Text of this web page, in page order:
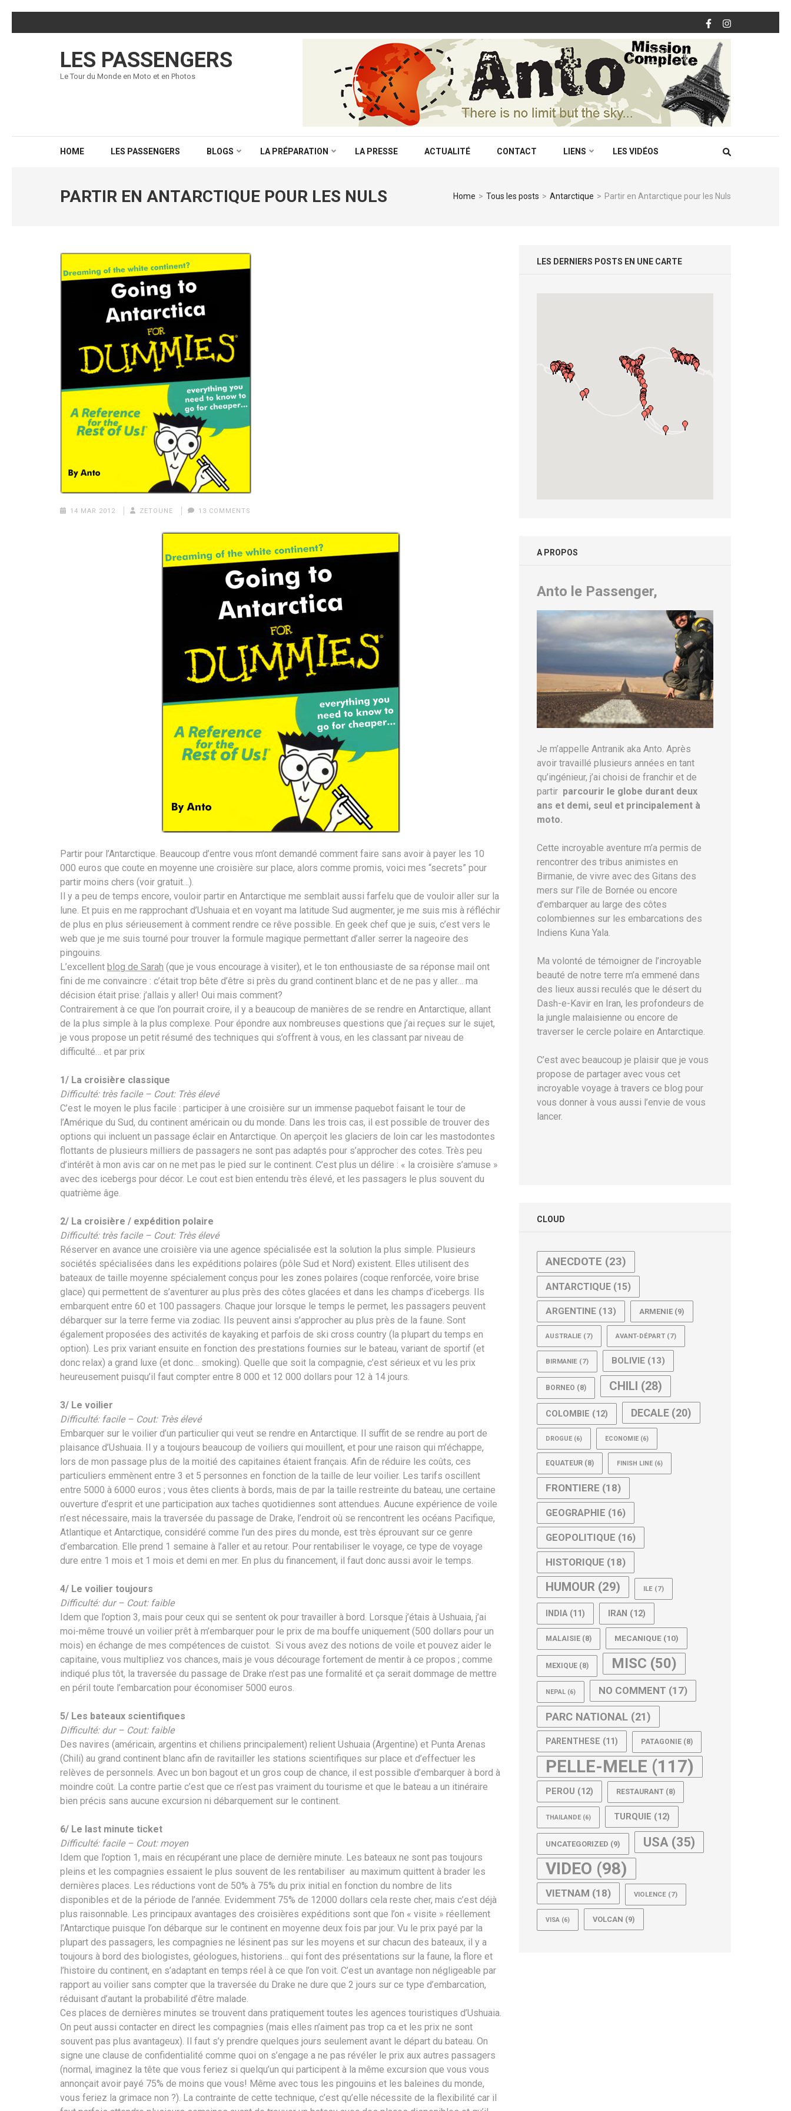
to
LES PASSENGERS
Le Tour du Monde en Moto et en Photos
HOME LES PASSENGERS BLOGS LA PRÉPARATION LA PRESSE ACTUALITÉ CONTACT LIENS LES VIDÉOS
PARTIR EN ANTARCTIQUE POUR LES NULS Home > Tous les posts > Antarctique > Partir en Antarctique pour les Nuls
14 MAR 2012 ZETOUNE 13 COMMENTS
Partir pour l’Antarctique. Beaucoup d’entre vous m’ont demandé comment faire sans avoir à payer les 10
000 euros que coute en moyenne une croisière sur place, alors comme promis, voici mes “secrets” pour
partir moins chers (voir gratuit…).
Il y a peu de temps encore, vouloir partir en Antarctique me semblait aussi farfelu que de vouloir aller sur la
lune. Et puis en me rapprochant d’Ushuaia et en voyant ma latitude Sud augmenter, je me suis mis à réfléchir
de plus en plus sérieusement à comment rendre ce rêve possible. En geek chef que je suis, c’est vers le
web que je me suis tourné pour trouver la formule magique permettant d’aller serrer la nageoire des
pingouins.
L’excellent blog de Sarah (que je vous encourage à visiter), et le ton enthousiaste de sa réponse mail ont
fini de me convaincre : c’était trop bête d’être si près du grand continent blanc et de ne pas y aller… ma
décision était prise: j’allais y aller! Oui mais comment?
Contrairement à ce que l’on pourrait croire, il y a beaucoup de manières de se rendre en Antarctique, allant
de la plus simple à la plus complexe. Pour épondre aux nombreuses questions que j’ai reçues sur le sujet,
je vous propose un petit résumé des techniques qui s’offrent à vous, en les classant par niveau de
difficulté… et par prix
1/ La croisière classique
Difficulté: très facile – Cout: Très élevé
C’est le moyen le plus facile : participer à une croisière sur un immense paquebot faisant le tour de
l’Amérique du Sud, du continent américain ou du monde. Dans les trois cas, il est possible de trouver des
options qui incluent un passage éclair en Antarctique. On aperçoit les glaciers de loin car les mastodontes
flottants de plusieurs milliers de passagers ne sont pas adaptés pour s’approcher des cotes. Très peu
d’intérêt à mon avis car on ne met pas le pied sur le continent. C’est plus un délire : « la croisière s’amuse »
avec des icebergs pour décor. Le cout est bien entendu très élevé, et les passagers le plus souvent du
quatrième âge.
2/ La croisière / expédition polaire
Difficulté: très facile – Cout: Très élevé
Réserver en avance une croisière via une agence spécialisée est la solution la plus simple. Plusieurs
sociétés spécialisées dans les expéditions polaires (pôle Sud et Nord) existent. Elles utilisent des
bateaux de taille moyenne spécialement conçus pour les zones polaires (coque renforcée, voire brise
glace) qui permettent de s’aventurer au plus près des côtes glacées et dans les champs d’icebergs. Ils
embarquent entre 60 et 100 passagers. Chaque jour lorsque le temps le permet, les passagers peuvent
débarquer sur la terre ferme via zodiac. Ils peuvent ainsi s’approcher au plus près de la faune. Sont
également proposées des activités de kayaking et parfois de ski cross country (la plupart du temps en
option). Les prix variant ensuite en fonction des prestations fournies sur le bateau, variant de sportif (et
donc relax) a grand luxe (et donc… smoking). Quelle que soit la compagnie, c’est sérieux et vu les prix
heureusement puisqu’il faut compter entre 8 000 et 12 000 dollars pour 12 à 14 jours.
3/ Le voilier
Difficulté: facile – Cout: Très élevé
Embarquer sur le voilier d’un particulier qui veut se rendre en Antarctique. Il suffit de se rendre au port de
plaisance d’Ushuaia. Il y a toujours beaucoup de voiliers qui mouillent, et pour une raison qui m’échappe,
lors de mon passage plus de la moitié des capitaines étaient français. Afin de réduire les coûts, ces
particuliers emmènent entre 3 et 5 personnes en fonction de la taille de leur voilier. Les tarifs oscillent
entre 5000 à 6000 euros ; vous êtes clients à bords, mais de par la taille restreinte du bateau, une certaine
ouverture d’esprit et une participation aux taches quotidiennes sont attendues. Aucune expérience de voile
n’est nécessaire, mais la traversée du passage de Drake, l’endroit où se rencontrent les océans Pacifique,
Atlantique et Antarctique, considéré comme l’un des pires du monde, est très éprouvant sur ce genre
d’embarcation. Elle prend 1 semaine à l’aller et au retour. Pour rentabiliser le voyage, ce type de voyage
dure entre 1 mois et 1 mois et demi en mer. En plus du financement, il faut donc aussi avoir le temps.
4/ Le voilier toujours
Difficulté: dur – Cout: faible
Idem que l’option 3, mais pour ceux qui se sentent ok pour travailler à bord. Lorsque j’étais à Ushuaia, j’ai
moi-même trouvé un voilier prêt à m’embarquer pour le prix de ma bouffe uniquement (500 dollars pour un
mois) en échange de mes compétences de cuistot. Si vous avez des notions de voile et pouvez aider le
capitaine, vous multipliez vos chances, mais je vous décourage fortement de mentir à ce propos ; comme
indiqué plus tôt, la traversée du passage de Drake n’est pas une formalité et ça serait dommage de mettre
en péril toute l’embarcation pour économiser 5000 euros.
5/ Les bateaux scientifiques
Difficulté: dur – Cout: faible
Des navires (américain, argentins et chiliens principalement) relient Ushuaia (Argentine) et Punta Arenas
(Chili) au grand continent blanc afin de ravitailler les stations scientifiques sur place et d’effectuer les
relèves de personnels. Avec un bon bagout et un gros coup de chance, il est possible d’embarquer à bord à
moindre coût. La contre partie c’est que ce n’est pas vraiment du tourisme et que le bateau a un itinéraire
bien précis sans aucune excursion ni débarquement sur le continent.
6/ Le last minute ticket
Difficulté: facile – Cout: moyen
Idem que l’option 1, mais en récupérant une place de dernière minute. Les bateaux ne sont pas toujours
pleins et les compagnies essaient le plus souvent de les rentabiliser au maximum quittent à brader les
dernières places. Les réductions vont de 50% à 75% du prix initial en fonction du nombre de lits
disponibles et de la période de l’année. Evidemment 75% de 12000 dollars cela reste cher, mais c’est déjà
plus raisonnable. Les principaux avantages des croisières expéditions sont que l’on « visite » réellement
l’Antarctique puisque l’on débarque sur le continent en moyenne deux fois par jour. Vu le prix payé par la
plupart des passagers, les compagnies ne lésinent pas sur les moyens et sur chacun des bateaux, il y a
toujours à bord des biologistes, géologues, historiens… qui font des présentations sur la faune, la flore et
l’histoire du continent, en s’adaptant en temps réel à ce que l’on voit. C’est un avantage non négligeable par
rapport au voilier sans compter que la traversée du Drake ne dure que 2 jours sur ce type d’embarcation,
réduisant d’autant la probabilité d’être malade.
Ces places de dernières minutes se trouvent dans pratiquement toutes les agences touristiques d’Ushuaia.
On peut aussi contacter en direct les compagnies (mais elles n’aiment pas trop ca et les prix ne sont
souvent pas plus avantageux). Il faut s’y prendre quelques jours seulement avant le départ du bateau. On
signe une clause de confidentialité comme quoi on s’engage a ne pas révéler le prix aux autres passagers
(normal, imaginez la tête que vous feriez si quelqu’un qui participent à la même excursion que vous vous
annonçait avoir payé 75% de moins que vous! Même avec tous les pingouins et les baleines du monde,
vous feriez la grimace non ?). La contrainte de cette technique, c’est qu’elle nécessite de la flexibilité car il
LES DERNIERS POSTS EN UNE CARTE
A PROPOS
Anto le Passenger,
Je m’appelle Antranik aka Anto. Après
avoir travaillé plusieurs années en tant
qu’ingénieur, j’ai choisi de franchir et de
partir parcourir le globe durant deux
ans et demi, seul et principalement à
moto.
Cette incroyable aventure m’a permis de
rencontrer des tribus animistes en
Birmanie, de vivre avec des Gitans des
mers sur l’île de Bornée ou encore
d’embarquer au large des côtes
colombiennes sur les embarcations des
Indiens Kuna Yala.
Ma volonté de témoigner de l’incroyable
beauté de notre terre m’a emmené dans
des lieux aussi reculés que le désert du
Dash-e-Kavir en Iran, les profondeurs de
la jungle malaisienne ou encore de
traverser le cercle polaire en Antarctique.
C’est avec beaucoup je plaisir que je vous
propose de partager avec vous cet
incroyable voyage à travers ce blog pour
vous donner à vous aussi l’envie de vous
lancer.
CLOUD
ANECDOTE (23)
ANTARCTIQUE (15)
ARGENTINE (13) ARMENIE (9)
AUSTRALIE (7) AVANT-DÉPART (7)
BIRMANIE (7) BOLIVIE (13)
BORNEO (8) CHILI (28)
COLOMBIE (12) DECALE (20)
DROGUE (6) ECONOMIE (6)
EQUATEUR (8) FINISH LINE (6)
FRONTIERE (18)
GEOGRAPHIE (16)
GEOPOLITIQUE (16)
HISTORIQUE (18)
HUMOUR (29) ILE (7)
INDIA (11) IRAN (12)
MALAISIE (8) MECANIQUE (10)
MEXIQUE (8) MISC (50)
NEPAL (6) NO COMMENT (17)
PARC NATIONAL (21)
PARENTHESE (11) PATAGONIE (8)
PELLE-MELE (117)
PEROU (12) RESTAURANT (8)
THAILANDE (6) TURQUIE (12)
UNCATEGORIZED (9) USA (35)
VIDEO (98)
VIETNAM (18) VIOLENCE (7)
VISA (6) VOLCAN (9)